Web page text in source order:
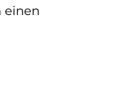
einen